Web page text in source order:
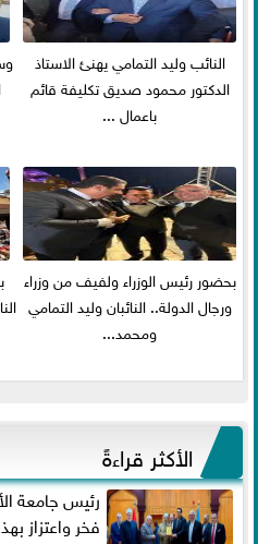
النائب وليد التمامي يهنئ الاستاذ
الدكتور محمود صديق تكليفة قائم
باعمال ...
بحضور رئيس الوزراء ولفيف من وزراء
ورجال الدولة.. النائبان وليد التمامي
ومحمد...
الأكثر قراءةً
رئيس جامعة
فخر واعتزاز